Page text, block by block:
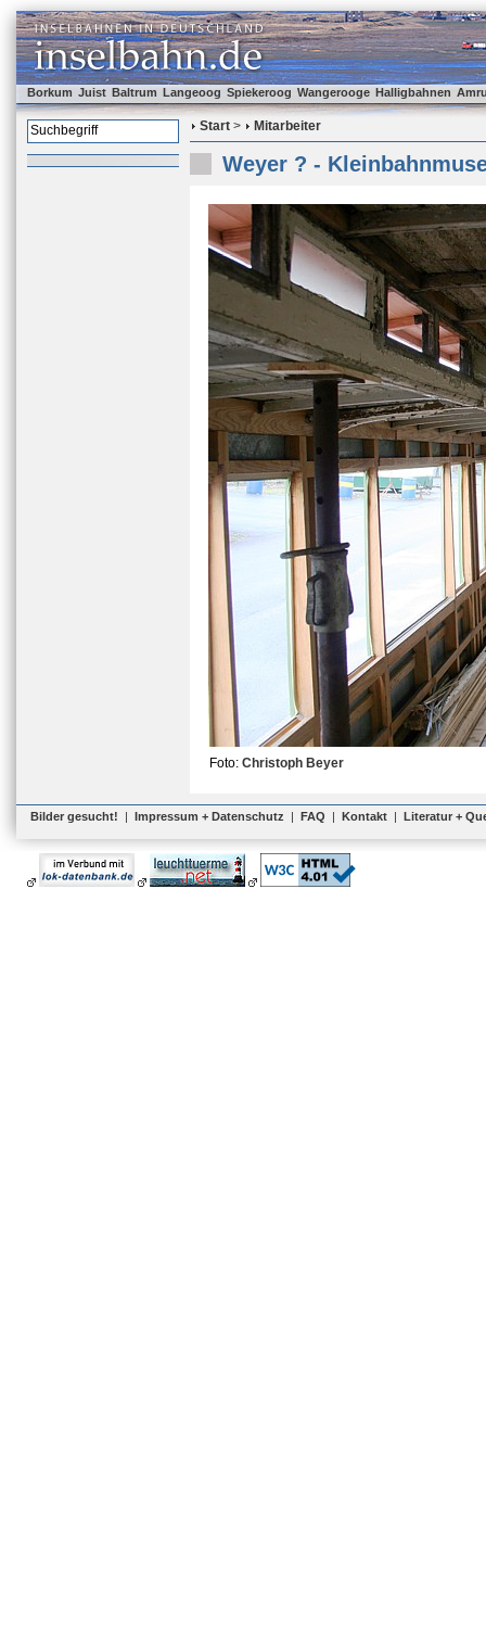
Borkum Juist Baltrum Langeoog Spiekeroog Wangerooge Halligbahnen
Start > Mitarbeiter
Weyer ? -
Foto: Christoph Beyer
Bilder gesucht! | Impressum + Datenschutz | FAQ | Kontakt | Literatur +